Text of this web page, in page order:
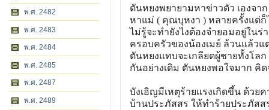
พ.ศ. 2482
พ.ศ. 2483
พ.ศ. 2484
พ.ศ. 2485
พ.ศ. 2487
พ.ศ. 2489
ตันหยงพยายามหาข่าวตัว เองจ
หาแม่ ( คุณบุหงา ) หลายครั้งแต่ก็
ไม่รู้จะทำยังไงต้องจำยอมอยู่ในร่
ครอบครัวของน้องเมย์ ล้วนแล้วแ
ตันหยงแทบจะเกลียดผู้ชายทั้งโล
กันอย่างเดิม ตันหยงพอใจมาก คิ
บังเอิญมีเหตุร้ายแรงเกิดขึ้น ด้ว
บ้านประภัสสร ให้ทำร้ายประภัส